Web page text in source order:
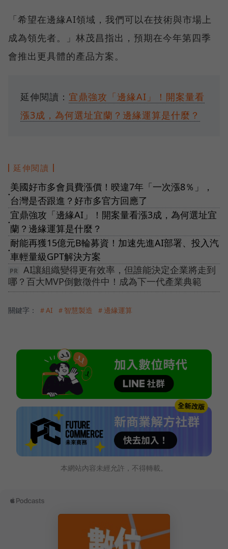
「希望在邊緣AI領域，我們可以在技術與市場上
成為領先者。」林茂昌指出，預期在今年第四季
會推出更具體的產品方案。
延伸閱讀： 宜鼎強攻「邊緣AI」！開案量看
漲3成，為何選址宜蘭？邊緣運算是什麼？
延伸閱讀
●
美國好市多會員費漲價！暌違7年「一次漲8％」，
台灣是否跟進？好市多官方回應了
●
宜鼎強攻「邊緣AI」！開案量看漲3成，為何選址宜
蘭？邊緣運算是什麼？
●
耐能再獲15億元B輪募資！加速先進AI部署、投入汽
車輕量級GPT解決方案
AI讓組織變得更有效率，但誰能決定企業將走到
哪？百大MVP倒數徵件中！成為下一代產業典範
關鍵字： ＃AI ＃智慧製造 ＃邊緣運算
本網站內容未經允許，不得轉載。